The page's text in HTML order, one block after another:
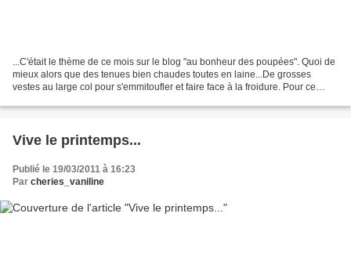
...C'était le thème de ce mois sur le blog "au bonheur des poupées". Quoi de
mieux alors que des tenues bien chaudes toutes en laine...De grosses
vestes au large col pour s'emmitoufler et faire face à la froidure. Pour ce
Vive le printemps...
Publié le 19/03/2011 à 16:23
Par cheries_vaniline